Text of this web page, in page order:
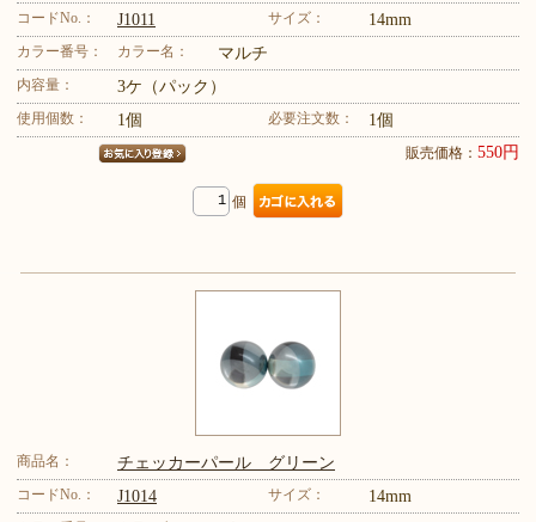
コードNo.： J1011 サイズ： 14mm
カラー番号： カラー名： マルチ
内容量： 3ケ（パック）
使用個数： 1個 必要注文数： 1個
販売価格： 550円
個
商品名： チェッカーパール グリーン
コードNo.： J1014 サイズ： 14mm